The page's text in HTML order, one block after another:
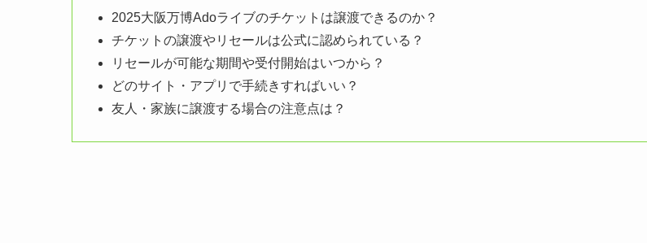
2025大阪万博Adoライブのチケットは譲渡できるのか？
チケットの譲渡やリセールは公式に認められている？
リセールが可能な期間や受付開始はいつから？
どのサイト・アプリで手続きすればいい？
友人・家族に譲渡する場合の注意点は？